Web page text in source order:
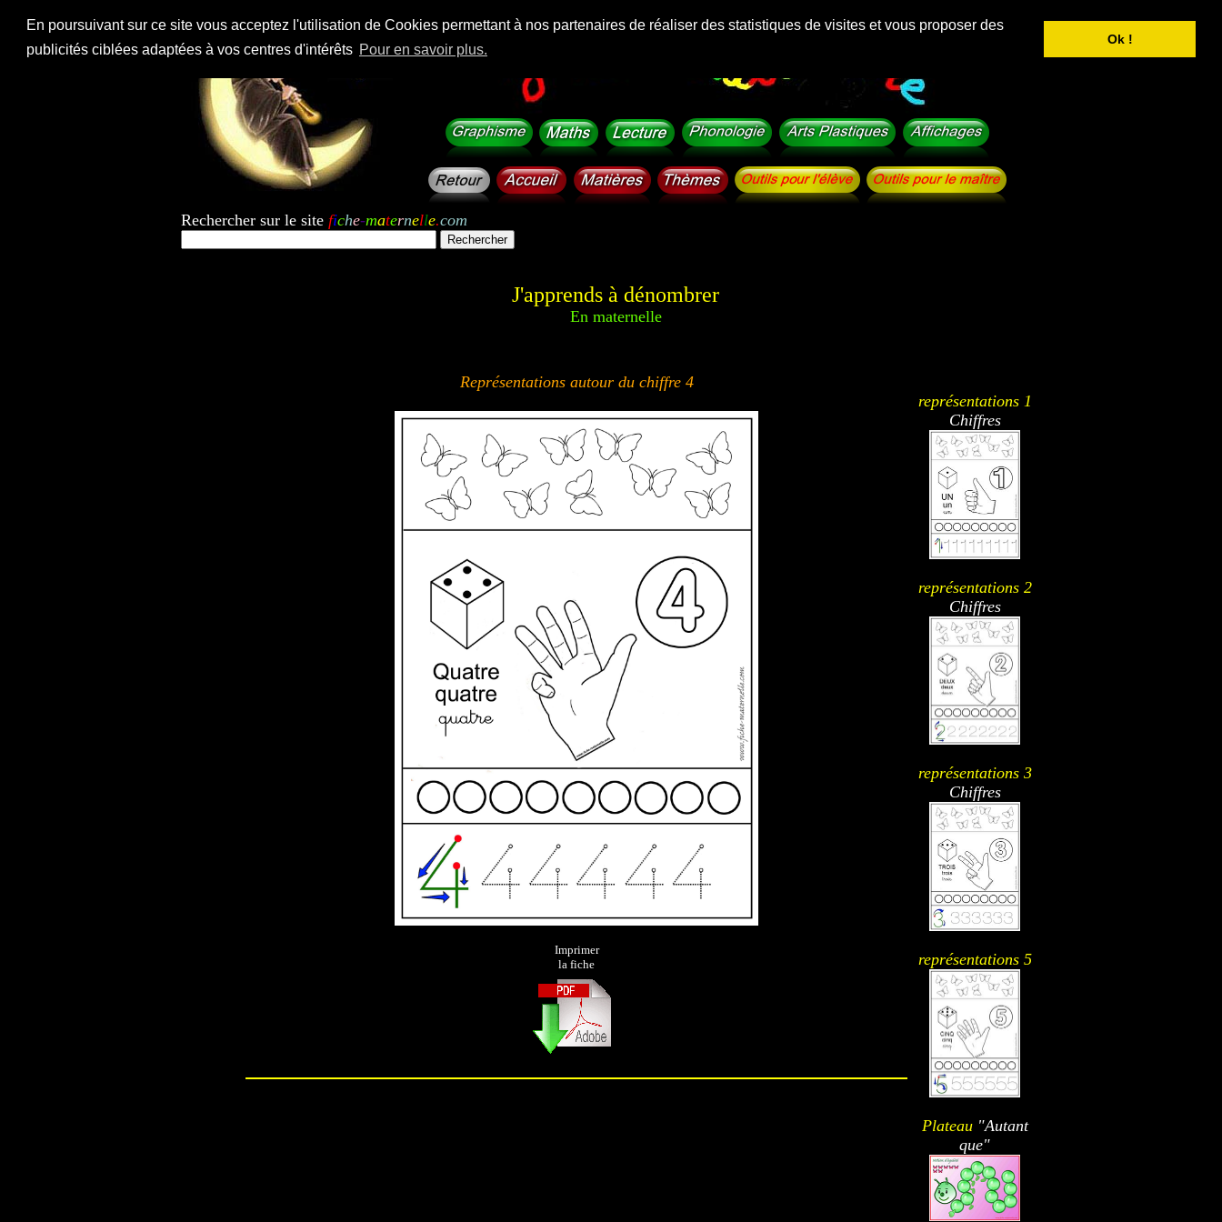
En poursuivant sur ce site vous acceptez l'utilisation de Cookies permettant à nos partenaires de réaliser des statistiques de visites et vous proposer des
publicités ciblées adaptées à vos centres d'intérêts Pour en savoir plus.
Ok !
Rechercher sur le site fiche-maternelle.com
J'apprends à dénombrer
En maternelle
Représentations autour du chiffre 4
Imprimer
la fiche
représentations 1
Chiffres
représentations 2
Chiffres
représentations 3
Chiffres
représentations 5
Plateau "Autant
que"